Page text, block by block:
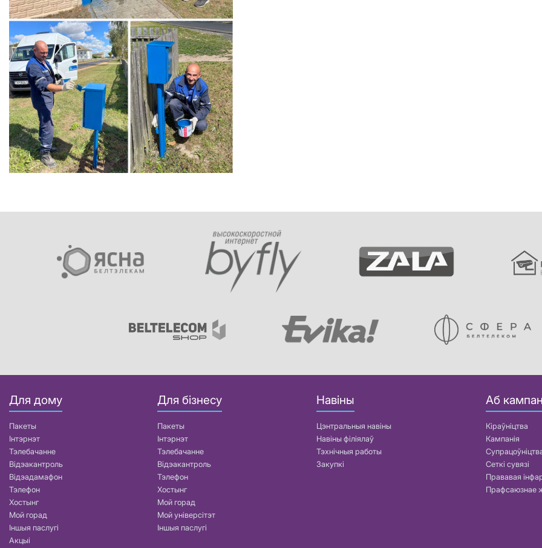
Для дому
Пакеты
Інтэрнэт
Тэлебачанне
Відэакантроль
Відэадамафон
Тэлефон
Хостынг
Мой горад
Іншыя паслугі
Акцыі
Для бізнесу
Пакеты
Інтэрнэт
Тэлебачанне
Відэакантроль
Тэлефон
Хостынг
Мой горад
Мой універсітэт
Іншыя паслугі
Навіны
Цэнтральныя навіны
Навіны філіялаў
Тэхнічныя работы
Закупкі
Аб
Кіраўніцтва
Кампанія
Сеткі сувязі
Прававая
Прафсаюзнае